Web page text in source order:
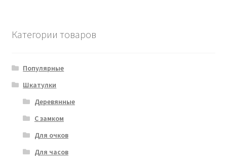
Категории товаров
Популярные
Шкатулки
Деревянные
С замком
Для очков
Для часов